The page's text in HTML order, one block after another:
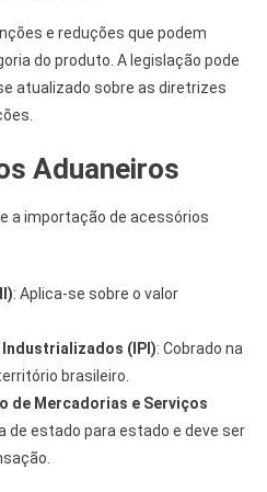
e reduções que podem
do produto. A legislação pode
atualizado sobre as diretrizes
Aduaneiros
a importação de acessórios
: Aplica-se sobre o valor
(IPI): Cobrado na
brasileiro.
de Mercadorias e Serviços
de estado para estado e deve ser